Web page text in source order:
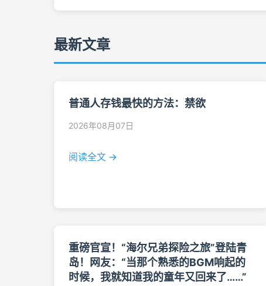
最新文章
普通人存钱最快的方法：禁欲
2026年08月07日
阅读全文 →
重磅官宣！“海尔兄弟探险之旅”登陆青
岛！网友：“当那个熟悉的BGM响起的
时候，我就知道我的童年又回来了……”